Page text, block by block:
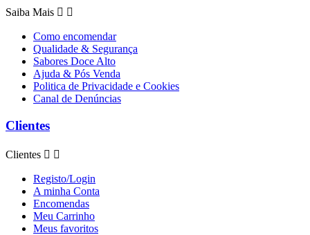
Saiba Mais  
Como encomendar
Qualidade & Segurança
Sabores Doce Alto
Ajuda & Pós Venda
Politica de Privacidade e Cookies
Canal de Denúncias
Clientes
Clientes  
Registo/Login
A minha Conta
Encomendas
Meu Carrinho
Meus favoritos